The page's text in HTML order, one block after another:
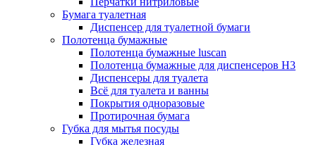
Бумага туалетная
Диспенсер для туалетной бумаги
Полотенца бумажные
Полотенца бумажные luscan
Полотенца бумажные для диспенсеров H3
Диспенсеры для туалета
Всё для туалета и ванны
Покрытия одноразовые
Протирочная бумага
Губка для мытья посуды
Губка железная